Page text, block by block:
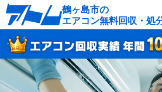
鶴ヶ島市の
エアコン無料回収・処
サービスの特徴
対応エリア